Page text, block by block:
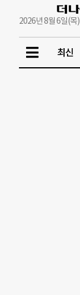
2026년 8월 6일(목)
최신